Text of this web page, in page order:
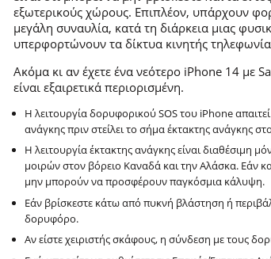
εξωτερικούς χώρους. Επιπλέον, υπάρχουν
μεγάλη συναυλία, κατά τη διάρκεια μιας
υπερφορτώνουν τα δίκτυα κινητής
Ακόμα κι αν έχετε ένα νεότερο iPhone 14 με
είναι εξαιρετικά περιορισμένη.
Η λειτουργία δορυφορικού SOS του iPhone
ανάγκης πριν στείλει το σήμα έκτακτης ανάγκης
Η λειτουργία έκτακτης ανάγκης είναι διαθέσιμη
μοιρών στον βόρειο Καναδά και την Αλάσκα. Εάν
μην μπορούν να προσφέρουν παγκόσμια κάλυψη.
Εάν βρίσκεστε κάτω από πυκνή βλάστηση ή
δορυφόρο.
Αν είστε χειριστής σκάφους, η σύνδεση με τους